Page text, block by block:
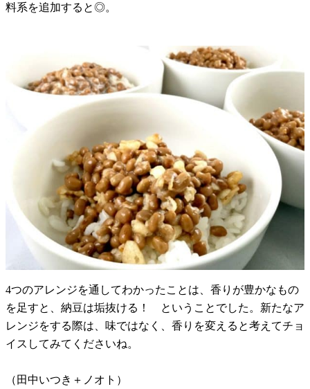
料系を追加すると◎。
4つのアレンジを通してわかったことは、香りが豊かなもの
を足すと、納豆は垢抜ける！ ということでした。新たなア
レンジをする際は、味ではなく、香りを変えると考えてチョ
イスしてみてくださいね。
（田中いつき＋ノオト）